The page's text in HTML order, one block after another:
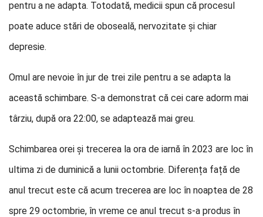
pentru a ne adapta. Totodată, medicii spun că procesul
poate aduce stări de oboseală, nervozitate și chiar
depresie.
Omul are nevoie în jur de trei zile pentru a se adapta la
această schimbare. S-a demonstrat că cei care adorm mai
târziu, după ora 22:00, se adaptează mai greu.
Schimbarea orei și trecerea la ora de iarnă în 2023 are loc în
ultima zi de duminică a lunii octombrie. Diferența față de
anul trecut este că acum trecerea are loc în noaptea de 28
spre 29 octombrie, în vreme ce anul trecut s-a produs în